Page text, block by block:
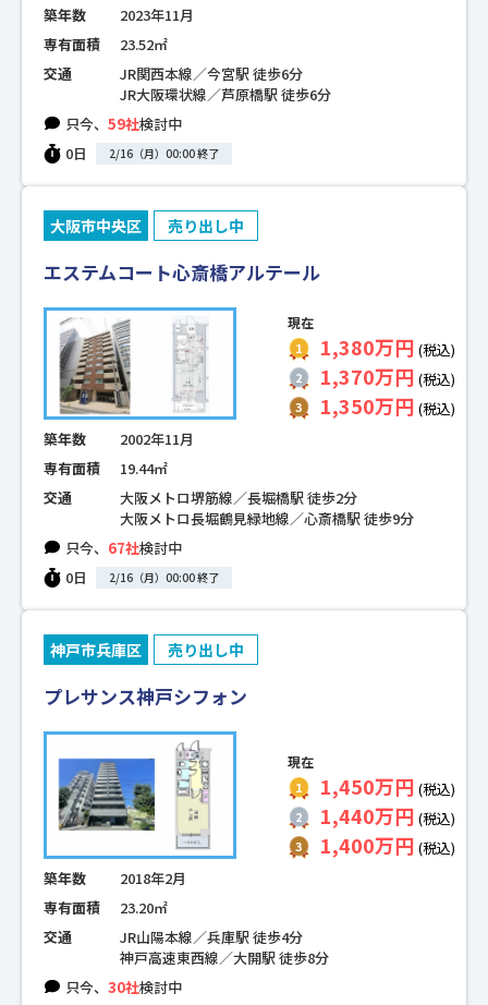
築年数
2023年11月
専有面積
23.52㎡
交通
JR関西本線／今宮駅 徒歩6分
JR大阪環状線／芦原橋駅 徒歩6分
只今、 59社検討中
0日
2/16（月）00:00 終了
大阪市中央区 売り出し中
エステムコート心斎橋アルテール
現在
1,380万円 (税込)
1,370万円 (税込)
1,350万円 (税込)
築年数
2002年11月
専有面積
19.44㎡
交通
大阪メトロ堺筋線／長堀橋駅 徒歩2分
大阪メトロ長堀鶴見緑地線／心斎橋駅 徒歩9分
只今、 67社検討中
0日
2/16（月）00:00 終了
神戸市兵庫区 売り出し中
プレサンス神戸シフォン
現在
1,450万円 (税込)
1,440万円 (税込)
1,400万円 (税込)
築年数
2018年2月
専有面積
23.20㎡
交通
JR山陽本線／兵庫駅 徒歩4分
神戸高速東西線／大開駅 徒歩8分
只今、 30社検討中